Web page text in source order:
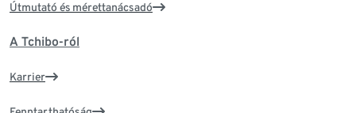
Útmutató és mérettanácsadó
A Tchibo-ról
Karrier